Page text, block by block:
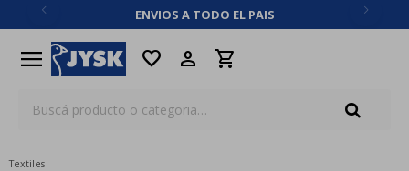
ENVIOS A TODO EL PAIS
menu favorite
Textiles
close